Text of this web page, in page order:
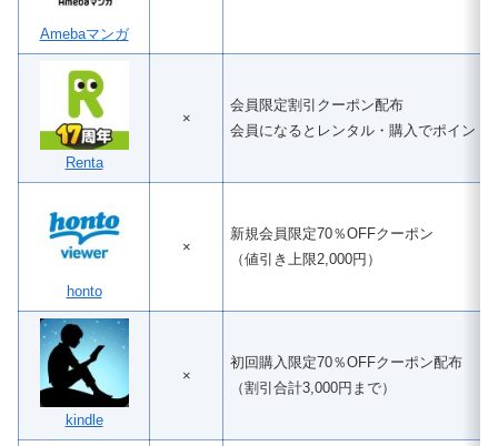
Amebaマンガ
Renta
×
会員限定割引クーポン配布
会員になるとレンタル・購入でポイント
honto
×
新規会員限定70％OFFクーポン
（値引き上限2,000円）
kindle
×
初回購入限定70％OFFクーポン配布
（割引合計3,000円まで）